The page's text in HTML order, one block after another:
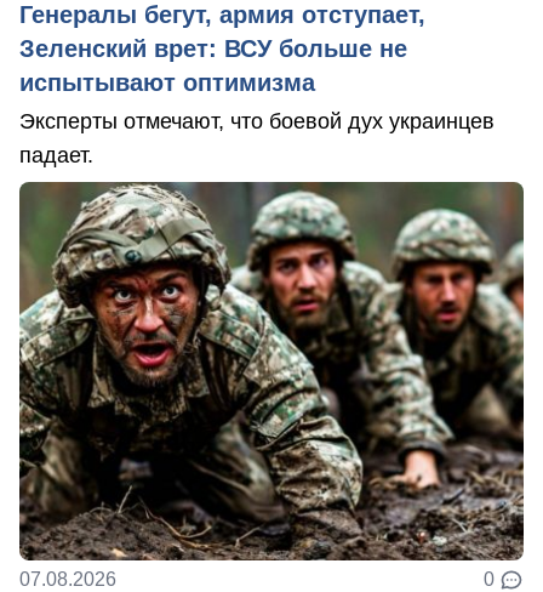
Генералы бегут, армия отступает,
Зеленский врет: ВСУ больше не
испытывают оптимизма
Эксперты отмечают, что боевой дух украинцев
падает.
07.08.2026 0